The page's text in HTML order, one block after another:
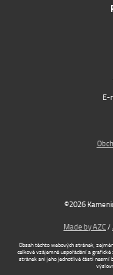
E-
©2026
Made by AZC/
Obsah těchto webových stránek,
celkové vzájemné uspořádání a
stránek ani jeho jednotlivé části nesmí